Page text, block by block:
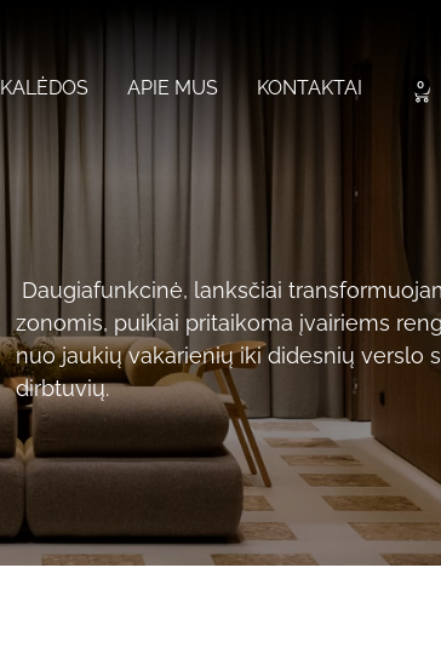
KALĖDOS APIE MUS KONTAKTAI 0
Daugiafunkcinė, lanksčiai
zonomis, puikiai pritaikoma įvairiems
nuo jaukių vakarienių iki didesnių verslo
dirbtuvių.